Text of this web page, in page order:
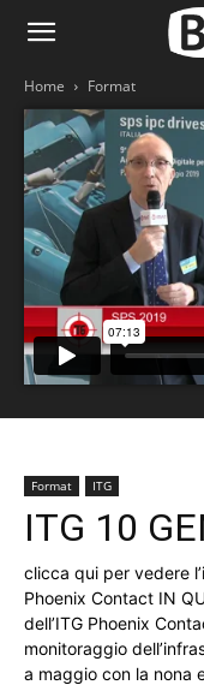
Home Format
Format ITG
ITG 10
clicca qui per vedere
Phoenix Contact IN
dell’ITG Phoenix
monitoraggio
a maggio con la nona